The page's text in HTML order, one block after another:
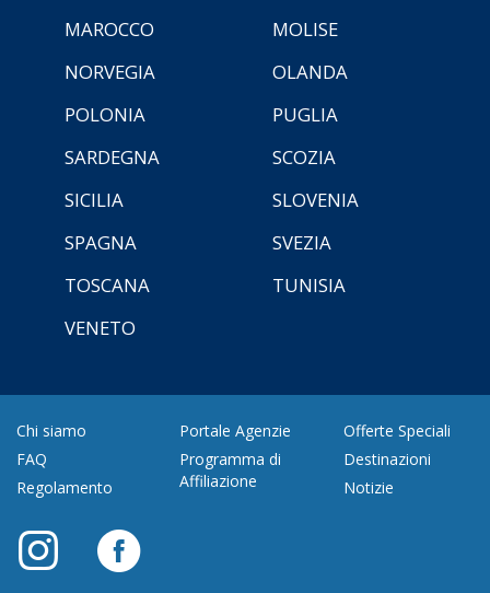
MAROCCO
MOLISE
NORVEGIA
OLANDA
POLONIA
PUGLIA
SARDEGNA
SCOZIA
SICILIA
SLOVENIA
SPAGNA
SVEZIA
TOSCANA
TUNISIA
VENETO
Chi siamo
FAQ
Regolamento
Portale Agenzie
Programma di
Affiliazione
Offerte Speciali
Destinazioni
Notizie